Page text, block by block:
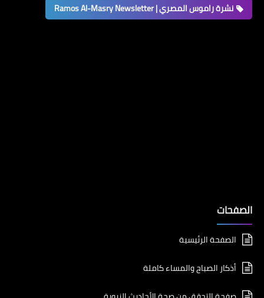
نشرة راموس المصري | Ramos Al-Masry Newsletter
الصفحات
الصفحة الرئيسية
أذكار الصباح والمساء كاملة